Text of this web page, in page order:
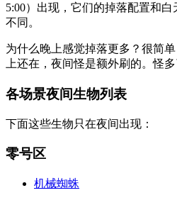
5:00）出现，它们的掉落配置和
不同。
为什么晚上感觉掉落更多？很简
上还在，夜间怪是额外刷的。怪
各场景夜间生物列表
下面这些生物只在夜间出现：
零号区
机械蜘蛛